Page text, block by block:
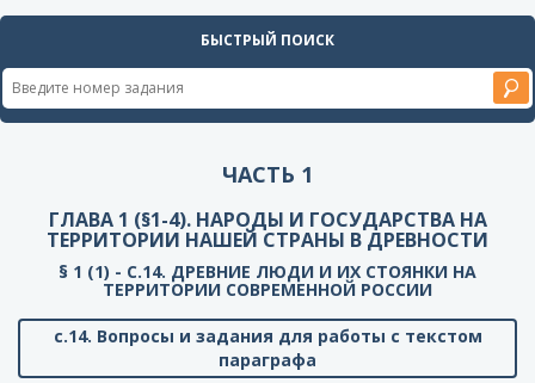
БЫСТРЫЙ ПОИСК
ЧАСТЬ 1
ГЛАВА 1 (§1-4). НАРОДЫ И ГОСУДАРСТВА НА
ТЕРРИТОРИИ НАШЕЙ СТРАНЫ В ДРЕВНОСТИ
§ 1 (1) - C.14. ДРЕВНИЕ ЛЮДИ И ИХ СТОЯНКИ НА
ТЕРРИТОРИИ СОВРЕМЕННОЙ РОССИИ
с.14. Вопросы и задания для работы с текстом
параграфа